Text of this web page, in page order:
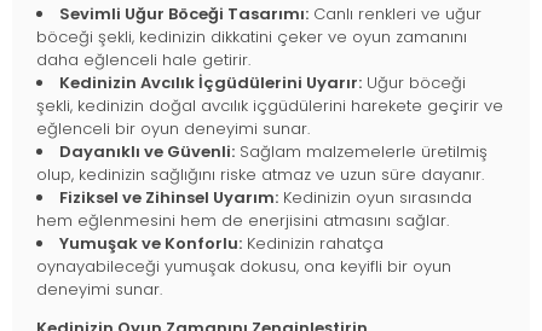
Sevimli Uğur Böceği Tasarımı: Canlı renkleri ve uğur
böceği şekli, kedinizin dikkatini çeker ve oyun zamanını
daha eğlenceli hale getirir.
Kedinizin Avcılık İçgüdülerini Uyarır: Uğur böceği
şekli, kedinizin doğal avcılık içgüdülerini harekete geçirir ve
eğlenceli bir oyun deneyimi sunar.
Dayanıklı ve Güvenli: Sağlam malzemelerle üretilmiş
olup, kedinizin sağlığını riske atmaz ve uzun süre dayanır.
Fiziksel ve Zihinsel Uyarım: Kedinizin oyun sırasında
hem eğlenmesini hem de enerjisini atmasını sağlar.
Yumuşak ve Konforlu: Kedinizin rahatça
oynayabileceği yumuşak dokusu, ona keyifli bir oyun
deneyimi sunar.